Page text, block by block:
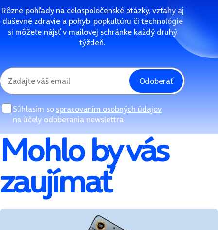
Rôzne pohľady na celospoločenské otázky, vzťahy aj
duševné zdravie a pohyb, popkultúru či technológie
si môžete nájsť v mailovej schránke každý druhý
týždeň.
Odoberať
Súhlasím so spracovaním osobných údajov
na účely odoberania newslettra
Mohlo by vás
zaujímať